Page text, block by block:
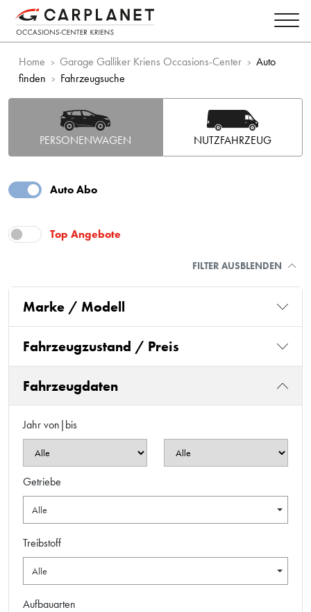
Home Garage Galliker Kriens Occasions-Center
Auto
finden
Fahrzeugsuche
PERSONENWAGEN NUTZFAHRZEUG
Auto Abo
Top Angebote
FILTER AUSBLENDEN
Marke / Modell
Fahrzeugzustand / Preis
Fahrzeugdaten
Jahr von|bis
Getriebe
Alle
Treibstoff
Alle
Aufbauarten